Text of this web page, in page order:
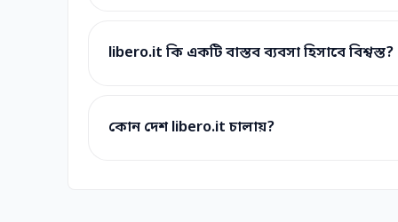
libero.it কি একটি বাস্তব ব্যবসা হিসাবে বিশ্বস্ত?
কোন দেশ libero.it চালায়?